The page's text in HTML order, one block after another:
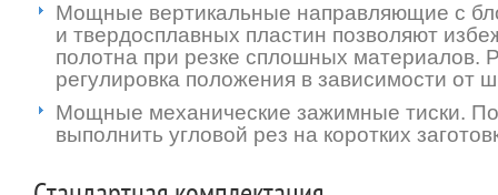
Мощные вертикальные направляющие с
и твердосплавных пластин позволяют
полотна при резке сплошных материалов.
регулировка положения в зависимости от
Мощные механические зажимные тиски.
выполнить угловой рез на коротких